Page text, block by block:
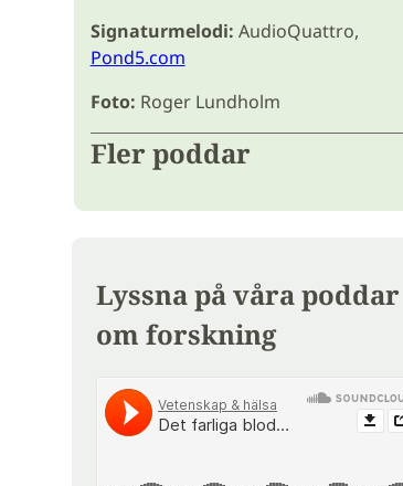
Signaturmelodi: AudioQuattro,
Pond5.com
Foto: Roger Lundholm
Fler poddar
Lyssna på våra poddar
om forskning